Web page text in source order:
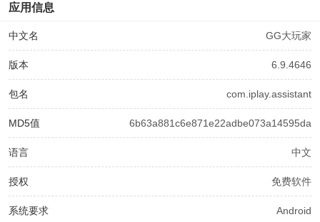
应用信息
中文名 GG大玩家
版本 6.9.4646
包名 com.iplay.assistant
MD5值 6b63a881c6e871e22adbe073a14595da
语言 中文
授权 免费软件
系统要求 Android